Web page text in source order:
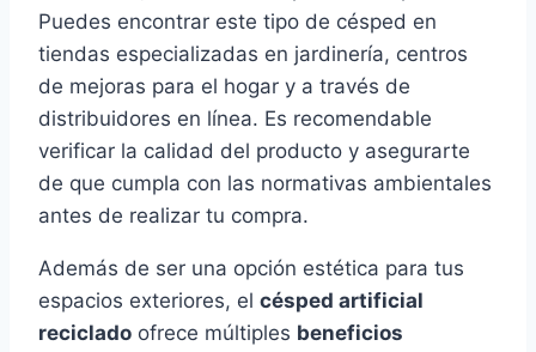
Puedes encontrar este tipo de césped en
tiendas especializadas en jardinería, centros
de mejoras para el hogar y a través de
distribuidores en línea. Es recomendable
verificar la calidad del producto y asegurarte
de que cumpla con las normativas ambientales
antes de realizar tu compra.
Además de ser una opción estética para tus
espacios exteriores, el césped artificial
reciclado ofrece múltiples beneficios